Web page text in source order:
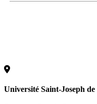
Université Saint-Joseph